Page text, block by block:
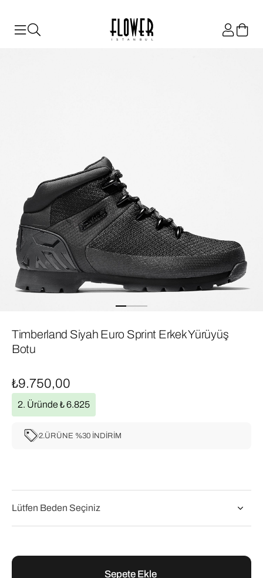
ISTANBUL
Timberland Siyah Euro Sprint Erkek Yürüyüş
Botu
₺9.750,00
2.ÜRÜNE %30 İNDİRİM
2. Üründe ₺ 6.825